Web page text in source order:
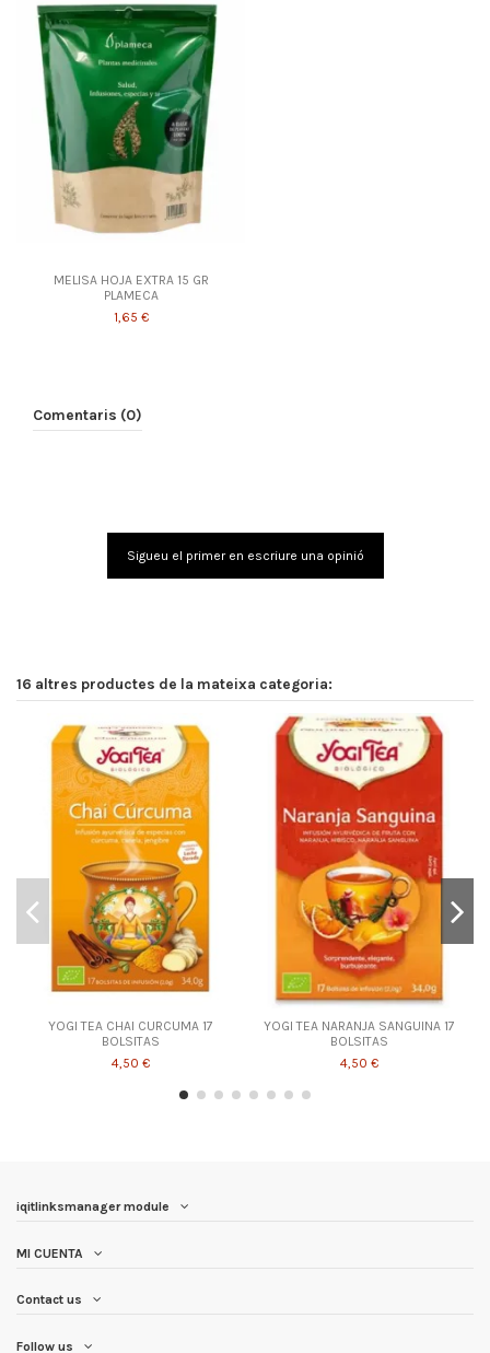
MELISA HOJA EXTRA 15 GR
PLAMECA
1,65 €
Comentaris (0)
Sigueu el primer en escriure una opinió
16 altres productes de la mateixa categoria:
YOGI TEA CHAI CURCUMA 17
BOLSITAS
4,50 €
YOGI TEA NARANJA SANGUINA 17
BOLSITAS
4,50 €
iqitlinksmanager module
MI CUENTA
Contact us
Follow us